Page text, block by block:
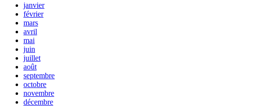
janvier
février
mars
avril
mai
juin
juillet
août
septembre
octobre
novembre
décembre